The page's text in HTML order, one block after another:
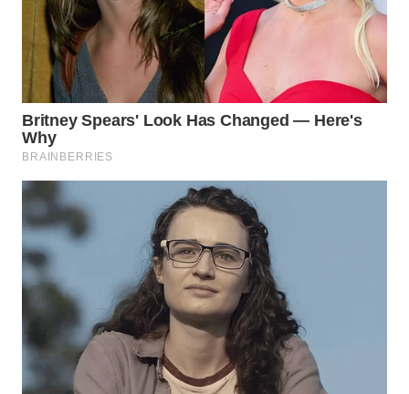
WN
DEPOK
WN
TAPANULI
UTARA
WN
SAMOSIR
WN
PADANG
LAWAS
SUMEDANG
WN